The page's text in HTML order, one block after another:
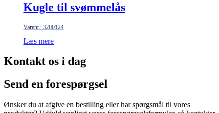
Kugle til svømmelås
Varenr.: 3200124
Læs mere
Kontakt os i dag
Send en forespørgsel
Ønsker du at afgive en bestilling eller har spørgsmål til vores